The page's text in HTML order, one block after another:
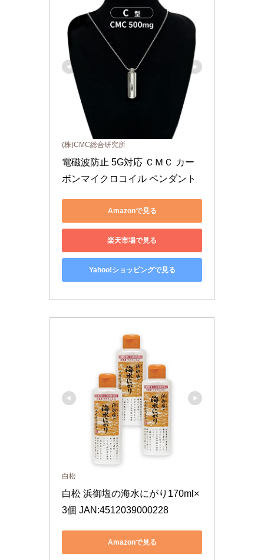
(株)CMC総合研究所
電磁波防止 5G対応 ＣＭＣ カー
ボンマイクロコイル ペンダント
Amazonで見る
楽天市場で見る
Yahoo!ショッピングで見る
白松
白松 浜御塩の海水にがり170ml×
3個 JAN:4512039000228
Amazonで見る